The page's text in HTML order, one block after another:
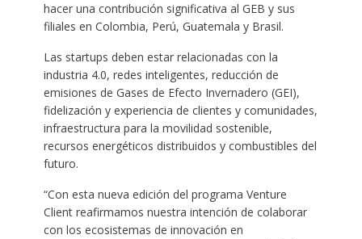
hacer una contribución significativa al GEB y sus
filiales en Colombia, Perú, Guatemala y Brasil.
Las startups deben estar relacionadas con la
industria 4.0, redes inteligentes, reducción de
emisiones de Gases de Efecto Invernadero (GEI),
fidelización y experiencia de clientes y comunidades,
infraestructura para la movilidad sostenible,
recursos energéticos distribuidos y combustibles del
futuro.
“Con esta nueva edición del programa Venture
Client reafirmamos nuestra intención de colaborar
con los ecosistemas de innovación en